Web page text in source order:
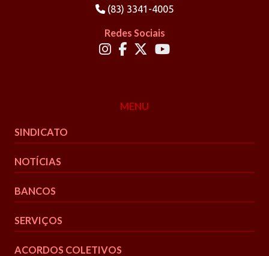
(83) 3341-4005
Redes Sociais
MENU
SINDICATO
NOTÍCIAS
BANCOS
SERVIÇOS
ACORDOS COLETIVOS